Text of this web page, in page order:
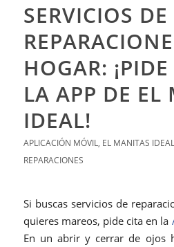
SERVICIOS DE
HOGAR:
LA APP DE EL
IDEAL!
APLICACIÓN MÓVIL, EL MANITAS IDEAL
REPARACIONES
Si buscas servicios de
quieres mareos, pide cita en la
En un abrir y cerrar de ojos